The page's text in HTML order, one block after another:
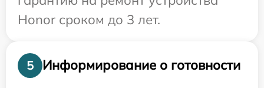
Honor сроком до 3 лет.
5
Информирование о готовности